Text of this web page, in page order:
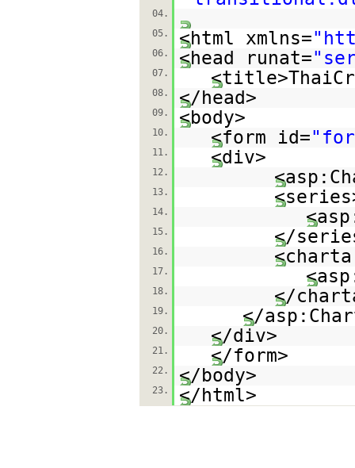
04.
05.
<html xmlns="
06. <head runat=
07.
08. </head>
09. <body>
10. <form id=
11. <div>
12.
13.
14.
15. </
16.
17.
18. </
19. </
20. </div>
21. </form>
22. </body>
23. </html>